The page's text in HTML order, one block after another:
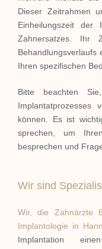
Dieser Zeitrahmen
Einheilungszeit der
Zahnersatzes. Ihr
Behandlungsverlaufs
Ihren spezifischen
Bitte beachten
Implantatprozesses
können. Es ist
sprechen, um
besprechen und
Wir sind
Wir, die Zahnärzte
Implantologie in
Implantation